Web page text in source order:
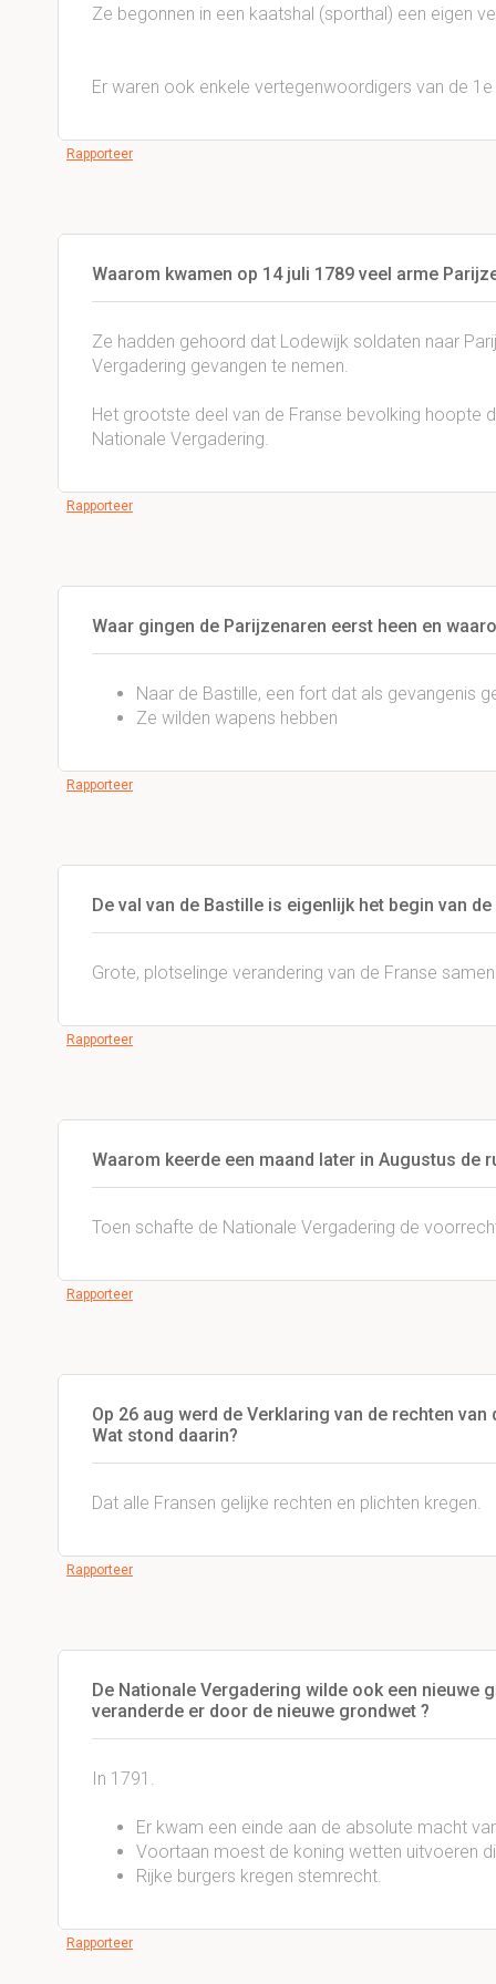
Ze begonnen in een kaatshal (sporthal) een eigen
Er waren ook enkele vertegenwoordigers van de
Rapporteer
Waarom kwamen op 14 juli 1789 veel arme
Ze hadden gehoord dat Lodewijk soldaten naar
Vergadering gevangen te nemen.
Het grootste deel van de Franse bevolking hoopte
Nationale Vergadering.
Rapporteer
Waar gingen de Parijzenaren eerst heen en
Naar de Bastille, een fort dat als gevangenis
Ze wilden wapens hebben
Rapporteer
De val van de Bastille is eigenlijk het begin van
Grote, plotselinge verandering van de Franse
Rapporteer
Waarom keerde een maand later in Augustus de
Toen schafte de Nationale Vergadering de
Rapporteer
Op 26 aug werd de Verklaring van de rechten
Wat stond daarin?
Dat alle Fransen gelijke rechten en plichten kregen.
Rapporteer
De Nationale Vergadering wilde ook een nieuwe
veranderde er door de nieuwe grondwet ?
In 1791.
Er kwam een einde aan de absolute macht
Voortaan moest de koning wetten uitvoeren
Rijke burgers kregen stemrecht.
Rapporteer